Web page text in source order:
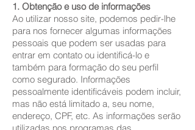
1. Obtenção e uso de informações
Ao utilizar nosso site, podemos pedir-lhe
para nos fornecer algumas informações
pessoais que podem ser usadas ​​para
entrar em contato ou identificá-lo e
também para formação do seu perfil
como segurado. Informações
pessoalmente identificáveis ​​podem incluir,
mas não está limitado a, seu nome,
endereço, CPF, etc. As informações serão